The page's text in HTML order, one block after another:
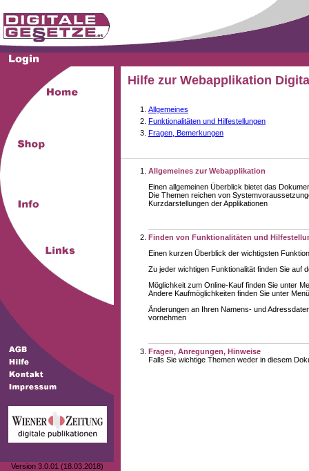
Version 3.0.01 (18.03.2018)
Hilfe zur Webapplikation
Allgemeines
Funktionalitäten und Hilfestellungen
Fragen, Bemerkungen
Allgemeines zur Webapplikation
Einen allgemeinen Überblick bietet das
Die Themen reichen von
Kurzdarstellungen der Applikationen
Finden von Funktionalitäten und
Einen kurzen Überblick der wichtigsten
Zu jeder wichtigen Funktionalität finden Sie auf
Möglichkeit zum Online-Kauf finden Sie unter
Andere Kaufmöglichkeiten finden Sie unter
Änderungen an Ihren Namens- und
vornehmen
Fragen, Anregungen, Hinweise
Falls Sie wichtige Themen weder in diesem